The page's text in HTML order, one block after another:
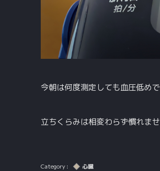
今朝は何度測定しても血圧低めで
立ちくらみは相変わらず慣れま
心臓